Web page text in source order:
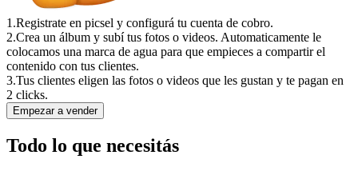
1.Registrate en picsel y configurá tu cuenta de cobro.
2.Crea un álbum y subí tus fotos o videos. Automaticamente le
colocamos una marca de agua para que empieces a compartir el
contenido con tus clientes.
3.Tus clientes eligen las fotos o videos que les gustan y te pagan en
2 clicks.
Empezar a vender
Todo lo que necesitás